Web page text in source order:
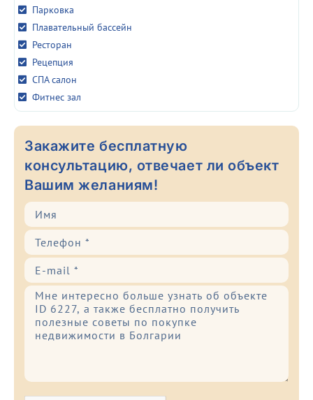
Парковка
Плавательный бассейн
Ресторан
Рецепция
СПА салон
Фитнес зал
Закажите бесплатную
консультацию, отвечает ли объект
Вашим желаниям!